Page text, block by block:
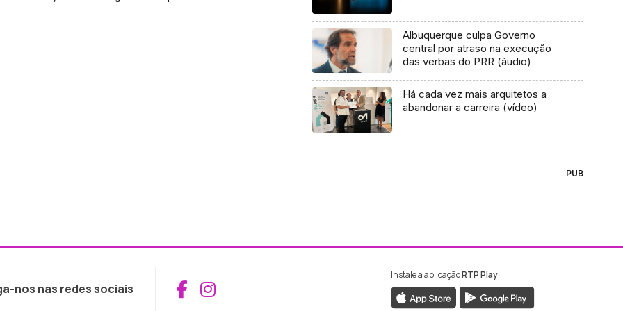
Albuquerque culpa Governo
central por atraso na execução
das verbas do PRR (áudio)
Há cada vez mais arquitetos a
abandonar a carreira (vídeo)
PUB
nos nas redes sociais Aceder ao Facebook da RTP Madeira
Aceder ao Instagram da RTP Madeira
Instale a aplicaçãoRTP Play